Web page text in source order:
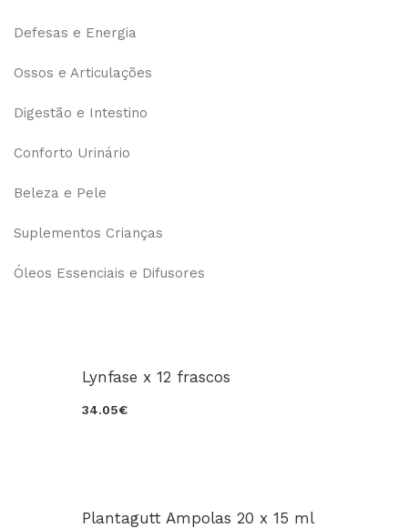
Defesas e Energia
Ossos e Articulações
Digestão e Intestino
Conforto Urinário
Beleza e Pele
Suplementos Crianças
Óleos Essenciais e Difusores
Lynfase x 12 frascos
34.05€
Plantagutt Ampolas 20 x 15 ml